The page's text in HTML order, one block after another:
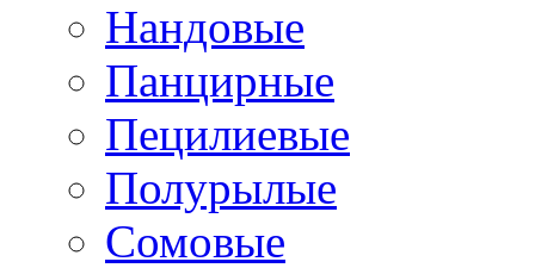
Нандовые
Панцирные
Пецилиевые
Полурылые
Сомовые